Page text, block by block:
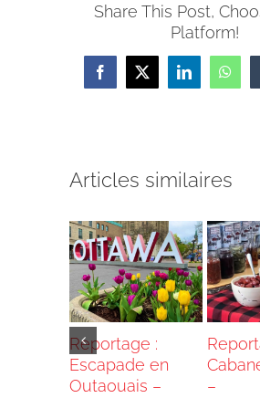
Share This Post,
Platform!
Facebook
X LinkedIn
Articles similaires
Reportage :
Escapade en
Outaouais –
–